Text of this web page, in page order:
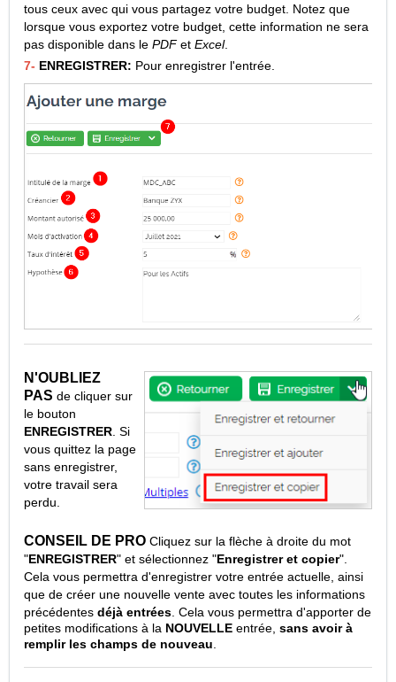
tous ceux avec qui vous partagez votre budget. Notez que
lorsque vous exportez votre budget, cette information ne sera
pas disponible dans le PDFet Excel.
7- ENREGISTRER: Pour enregistrer l'entrée.
N'OUBLIEZ
PAS de cliquer sur
le bouton
ENREGISTRER . Si
vous quittez la page
sans enregistrer,
votre travail sera
perdu.
CONSEIL DE PRO Cliquez sur la flèche à droite du mot
"ENREGISTRER" et sélectionnez "Enregistrer et copier".
Cela vous permettra d'enregistrer votre entrée actuelle, ainsi
que de créer une nouvelle vente avec toutes les informations
précédentes déjà entrées Cela vous permettra d'apporter de
petites modifications à la NOUVELLE entrée, sans avoir à
remplir les champs de nouveau